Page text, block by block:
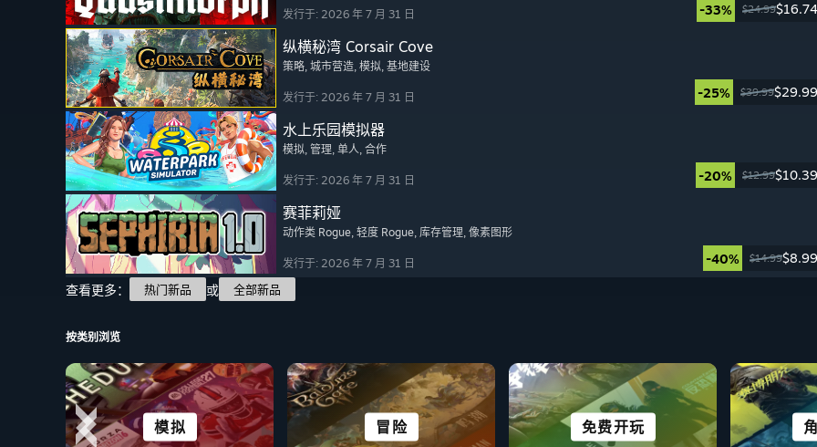
发行于: 2026 年 7 月 31 日 -33% $24.99$16.74
纵横秘湾 Corsair Cove
策略, 城市营造, 模拟, 基地建设
发行于: 2026 年 7 月 31 日 -25% $39.99$29.99
水上乐园模拟器
模拟, 管理, 单人, 合作
发行于: 2026 年 7 月 31 日 -20% $12.99$10.39
赛菲莉娅
动作类 Rogue, 轻度 Rogue, 库存管理, 像素图形
发行于: 2026 年 7 月 31 日 -40% $14.99$8.99
查看更多： 热门新品 或 全部新品
按类别浏览
模拟 冒险 免费开玩
格斗 所有运动 VR 作品
竞速 合作 动作
城市及定居点 非常适合 DECK 休闲